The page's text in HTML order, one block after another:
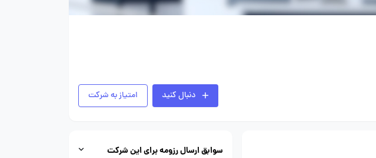
دنبال کنید امتیاز به شرکت
سوابق ارسال رزومه برای این شرکت